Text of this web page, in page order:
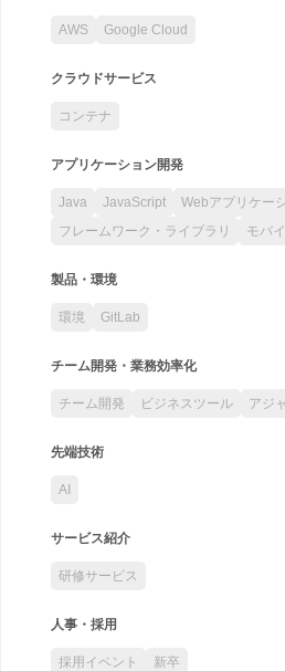
AWS Google Cloud
クラウドサービス
コンテナ
アプリケーション開発
Java JavaScript
Webアプリケー
フレームワーク・ライブラリ
モバ
製品・環境
環境 GitLab
チーム開発・業務効率化
チーム開発 ビジネスツール アジ
先端技術
AI
サービス紹介
研修サービス
人事・採用
採用イベント 新卒